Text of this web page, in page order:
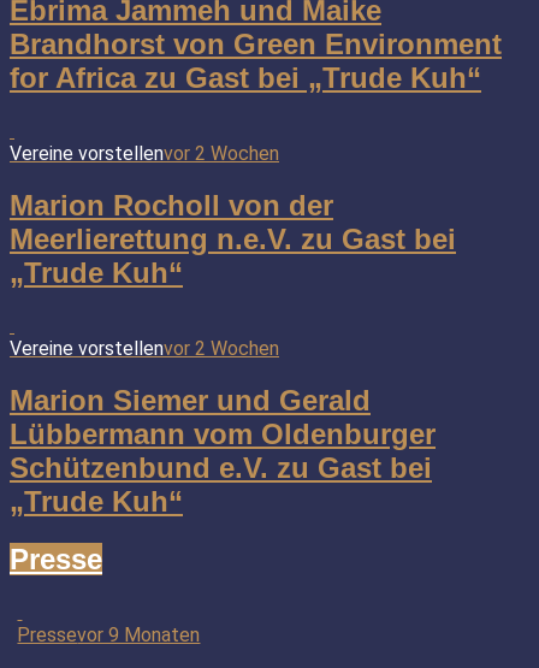
Ebrima Jammeh und Maike
Brandhorst von Green Environment
for Africa zu Gast bei „Trude Kuh“
Vereine vorstellenvor 2 Wochen
Marion Rocholl von der
Meerlierettung n.e.V. zu Gast bei
„Trude Kuh“
Vereine vorstellenvor 2 Wochen
Marion Siemer und Gerald
Lübbermann vom Oldenburger
Schützenbund e.V. zu Gast bei
„Trude Kuh“
Presse
Pressevor 9 Monaten